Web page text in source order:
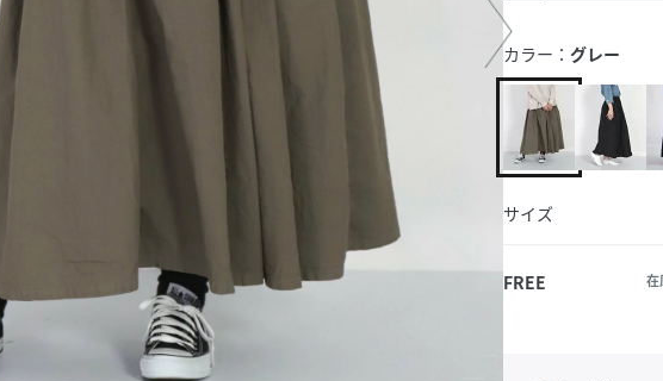
カラー： グレー
サイズ
FREE 在